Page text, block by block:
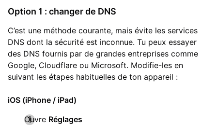
Option 1 : changer de DNS
C’est une méthode courante, mais évite les services
DNS dont la sécurité est inconnue. Tu peux essayer
des DNS fournis par de grandes entreprises comme
Google, Cloudflare ou Microsoft. Modifie-les en
suivant les étapes habituelles de ton appareil :
iOS (iPhone / iPad)
Ouvre Réglages